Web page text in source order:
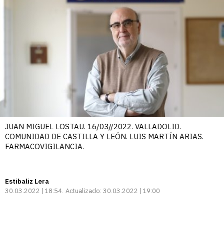
JUAN MIGUEL LOSTAU. 16/03//2022. VALLADOLID.
COMUNIDAD DE CASTILLA Y LEÓN. LUIS MARTÍN ARIAS.
FARMACOVIGILANCIA.
Estibaliz Lera
30.03.2022 | 18:54 Actualizado: 30.03.2022 | 19:00